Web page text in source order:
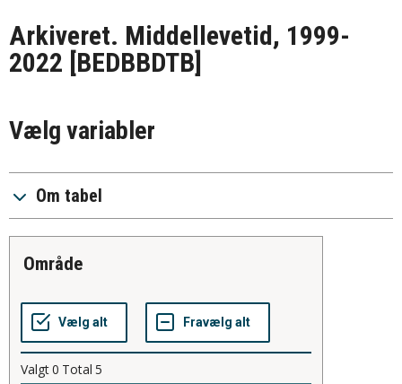
Arkiveret. Middellevetid, 1999-
2022 [BEDBBDTB]
Vælg variabler
Om tabel
område
Valgt0 Total 5